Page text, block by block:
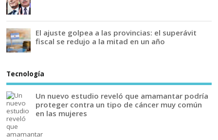
El ajuste golpea a las provincias: el superávit
fiscal se redujo a la mitad en un año
Tecnología
Un nuevo estudio reveló que amamantar podría
proteger contra un tipo de cáncer muy común
en las mujeres